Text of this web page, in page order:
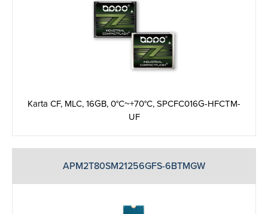
Karta CF, MLC, 16GB, 0°C~+70°C, SPCFC016G-HFCTM-
UF
APM2T80SM21256GFS-6BTMGW